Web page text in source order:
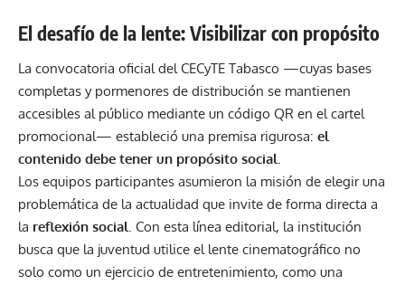
El desafío de la lente: Visibilizar con propósito
La convocatoria oficial delCECyTE Tabasco —cuyas bases
completas y pormenores de distribución se mantienen
accesibles al público mediante un código QR en el cartel
promocional— estableció una premisa rigurosa: el
contenido debe tener un propósito social.
Los equipos participantes asumieron la misión de elegir una
problemática de la actualidad que invite de forma directa a
la reflexión social. Con esta línea editorial, la institución
busca que la juventud utilice el lente cinematográfico no
solo como un ejercicio de entretenimiento, como una